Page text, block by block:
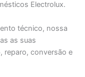
Electrolux.
técnico, nossa
as suas
reparo, conversão e